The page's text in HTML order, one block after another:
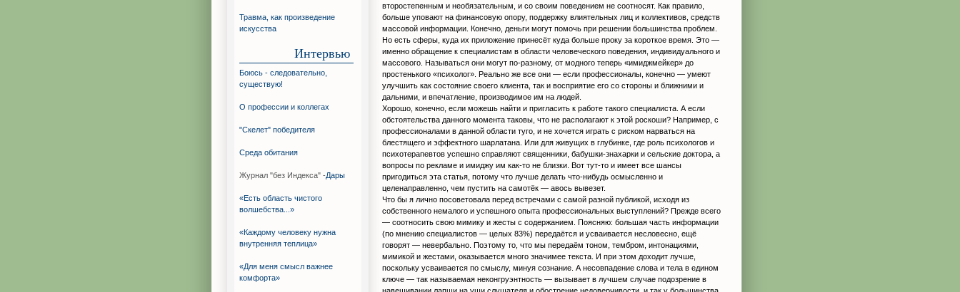
второстепенным и необязательным, и со своим поведением не соотносят. Как правило,
больше уповают на финансовую опору, поддержку влиятельных лиц и коллективов, средств
массовой информации. Конечно, деньги могут помочь при решении большинства проблем.
Но есть сферы, куда их приложение принесёт куда больше проку за короткое время. Это —
именно обращение к специалистам в области человеческого поведения, индивидуального и
массового. Называться они могут по-разному, от модного теперь «имиджмейкер» до
простенького «психолог». Реально же все они — если профессионалы, конечно — умеют
улучшить как состояние своего клиента, так и восприятие его со стороны и ближними и
дальними, и впечатление, производимое им на людей.
Хорошо, конечно, если можешь найти и пригласить к работе такого специалиста. А если
обстоятельства данного момента таковы, что не располагают к этой роскоши? Например, с
профессионалами в данной области туго, и не хочется играть с риском нарваться на
блестящего и эффектного шарлатана. Или для живущих в глубинке, где роль психологов и
психотерапевтов успешно справляют священники, бабушки-знахарки и сельские доктора, а
вопросы по рекламе и имиджу им как-то не близки. Вот тут-то и имеет все шансы
пригодиться эта статья, потому что лучше делать что-нибудь осмысленно и
целенаправленно, чем пустить на самотёк — авось вывезет.
Что бы я лично посоветовала перед встречами с самой разной публикой, исходя из
собственного немалого и успешного опыта профессиональных выступлений? Прежде всего
— соотносить свою мимику и жесты с содержанием. Поясняю: большая часть информации
(по мнению специалистов — целых 83%) передаётся и усваивается несловесно, ещё
говорят — невербально. Поэтому то, что мы передаём тоном, тембром, интонациями,
мимикой и жестами, оказывается много значимее текста. И при этом доходит лучше,
поскольку усваивается по смыслу, минуя сознание. А несовпадение слова и тела в едином
ключе — так называемая неконгруэнтность — вызывает в лучшем случае подозрение в
Травма, как произведение
искусства
Интервью
Боюсь - следовательно,
существую!
О профессии и коллегах
"Скелет" победителя
Среда обитания
Журнал "без Индекса" -Дары
«Есть область чистого
волшебства...»
«Каждому человеку нужна
внутренняя теплица»
«Для меня смысл важнее
комфорта»